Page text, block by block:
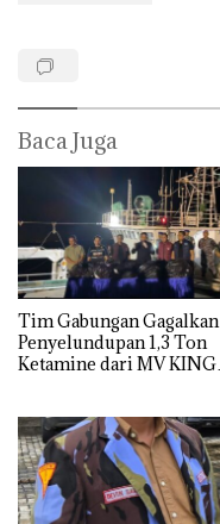
Baca Juga
Tim Gabungan Gagalkan
Penyelundupan 1,3 Ton
Ketamine dari MV KING